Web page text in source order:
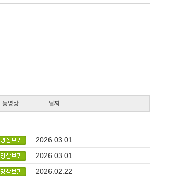
동영상 날짜
2026.03.01
2026.03.01
2026.02.22